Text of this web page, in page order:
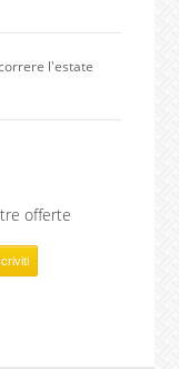
l'estate
offerte